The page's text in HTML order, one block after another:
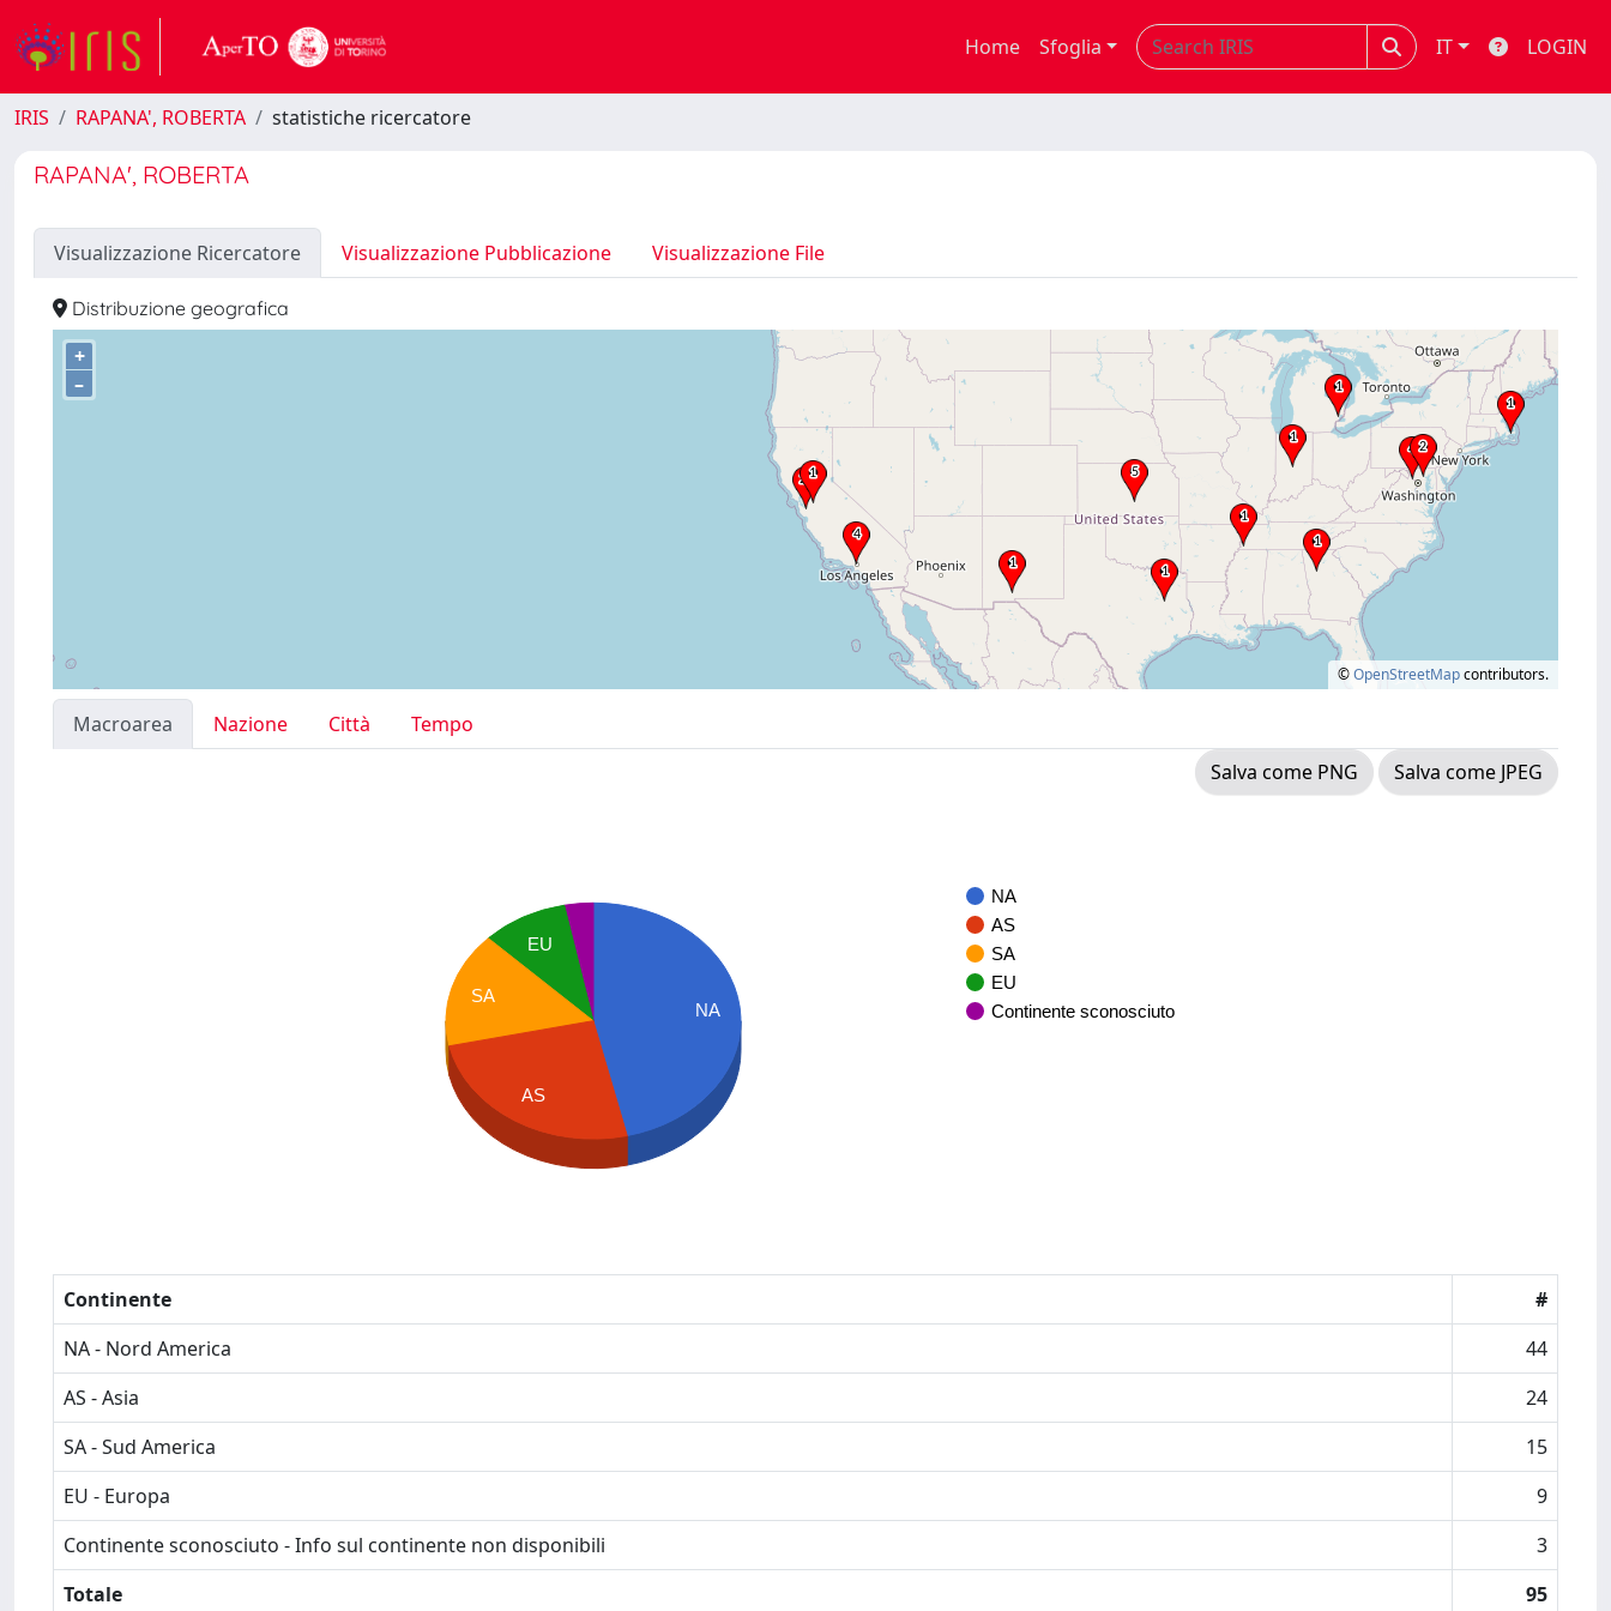
Home Sfoglia IT LOGIN
IRIS RAPANA', ROBERTA statistiche ricercatore
RAPANA', ROBERTA
Visualizzazione Ricercatore Visualizzazione Pubblicazione Visualizzazione File
Distribuzione geografica
+
–
©OpenStreetMapcontributors.
Macroarea Nazione Città
Tempo
Salva come PNG
Salva come JPEG
NA
AS
SA
EU
Continente sconosciuto
NA
EU
SA
AS
Continente
#
NA - Nord America
44
AS - Asia
24
SA - Sud America
15
EU - Europa
9
Continente sconosciuto - Info sul continente non disponibili
3
Totale
95